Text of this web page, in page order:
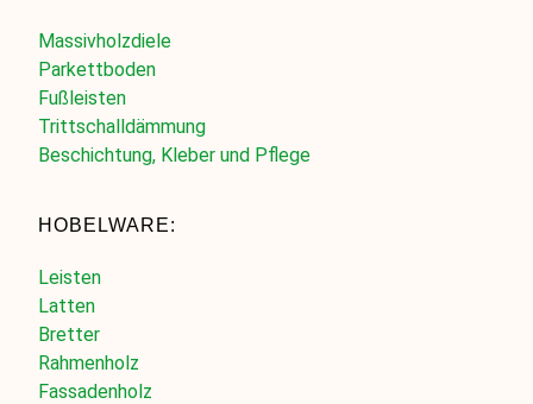
Massivholzdiele
Parkettboden
Fußleisten
Trittschalldämmung
Beschichtung, Kleber und Pflege
HOBELWARE:
Leisten
Latten
Bretter
Rahmenholz
Fassadenholz